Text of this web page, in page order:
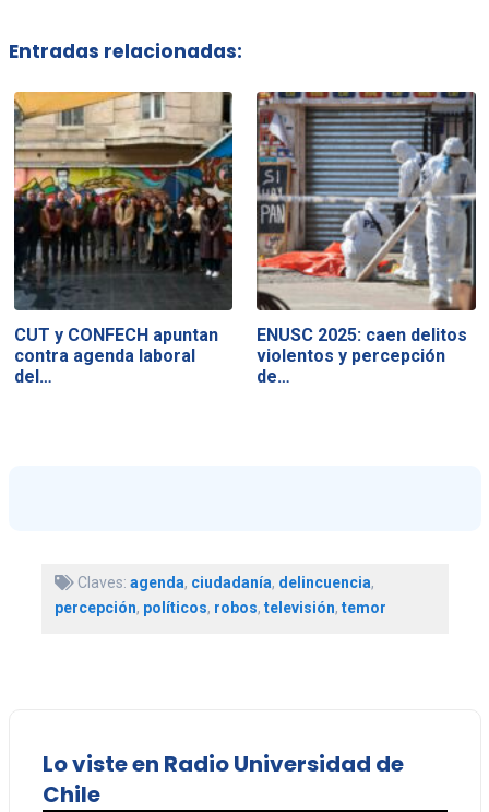
Entradas relacionadas:
CUT y CONFECH apuntan
contra agenda laboral
del…
ENUSC 2025: caen delitos
violentos y percepción
de…
Claves: agenda, ciudadanía, delincuencia,
percepción, políticos, robos, televisión, temor
Lo viste en Radio Universidad de
Chile